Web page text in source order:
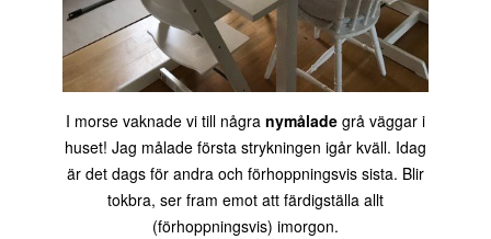
I morse vaknade vi till några nymålade grå väggar i
huset! Jag målade första strykningen igår kväll. Idag
är det dags för andra och förhoppningsvis sista. Blir
tokbra, ser fram emot att färdigställa allt
(förhoppningsvis) imorgon.